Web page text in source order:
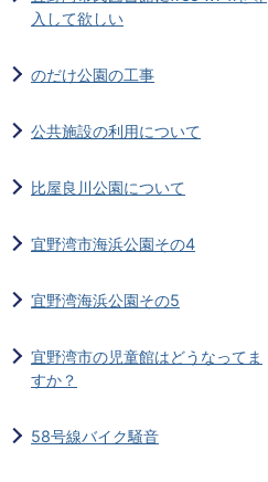
入して欲しい
のだけ公園の工事
公共施設の利用について
比屋良川公園について
宜野湾市海浜公園その4
宜野湾海浜公園その5
宜野湾市の児童館はどうなってま
すか？
58号線バイク騒音